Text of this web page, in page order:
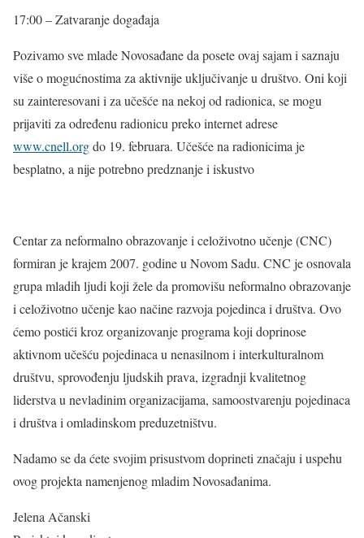
17:00 – Zatvaranje događaja
Pozivamo sve mlade Novosađane da posete ovaj sajam i saznaju
više o mogućnostima za aktivnije uključivanje u društvo. Oni koji
su zainteresovani i za učešće na nekoj od radionica, se mogu
prijaviti za određenu radionicu preko internet adrese
www.cnell.orgdo 19. februara. Učešće na radionicima je
besplatno, a nije potrebno predznanje i iskustvo
Centar za neformalno obrazovanje i celoživotno učenje (CNC)
formiran je krajem 2007. godine u Novom Sadu. CNC je osnovala
grupa mladih ljudi koji žele da promovišu neformalno obrazovanje
i celoživotno učenje kao načine razvoja pojedinca i društva. Ovo
ćemo postići kroz organizovanje programa koji doprinose
aktivnom učešću pojedinaca u nenasilnom i interkulturalnom
društvu, sprovođenju ljudskih prava, izgradnji kvalitetnog
liderstva u nevladinim organizacijama, samoostvarenju pojedinaca
i društva i omladinskom preduzetništvu.
Nadamo se da ćete svojim prisustvom doprineti značaju i uspehu
ovog projekta namenjenog mladim Novosađanima.
Jelena Ačanski